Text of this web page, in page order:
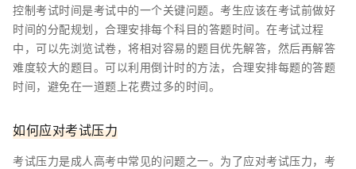
控制考试时间是考试中的一个关键问题。考生应该在考试前做好
时间的分配规划，合理安排每个科目的答题时间。在考试过程
中，可以先浏览试卷，将相对容易的题目优先解答，然后再解答
难度较大的题目。可以利用倒计时的方法，合理安排每题的答题
时间，避免在一道题上花费过多的时间。
如何应对考试压力
考试压力是成人高考中常见的问题之一。为了应对考试压力，考